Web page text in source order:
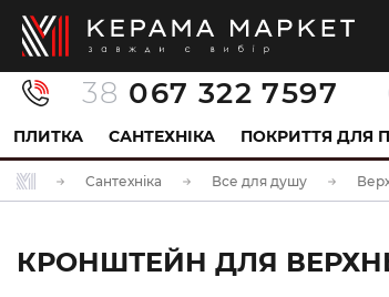
38 067 322 7597
ПЛИТКА САНТЕХНІКА ПОКРИТТЯ ДЛЯ
Сантехніка Все для душу
КРОНШТЕЙН ДЛЯ